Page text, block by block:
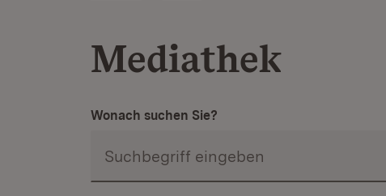
Mediathek
Wonach suchen Sie?